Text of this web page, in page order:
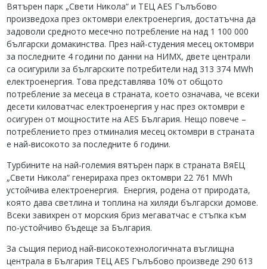
Вятърен парк „Свети Никола“ и ТЕЦ AES Гълъбово
произведоха през октомври електроенергия, достатъчна да
задоволи средното месечно потребление на над 1 100 000
български домакинства. През най-студения месец октомври
за последните 4 години по данни на НИМХ, двете централи
са осигурили за българските потребители над 313 374 MWh
електроенергия. Това представлява 10% от общото
потребление за месеца в страната, което означава, че всеки
десети киловатчас електроенергия у нас през октомври е
осигурен от мощностите на AES България. Нещо повече –
потреблението през отминалия месец октомври в страната
е най-високото за последните 6 години.
Турбините на най-големия вятърен парк в страната ВяЕЦ
„Свети Никола“ генерираха през октомври 22 761 MWh
устойчива електроенергия. Енергия, родена от природата,
която дава светлина и топлина на хиляди български домове.
Всеки завихрен от морския бриз мегаватчас е стъпка към
по-устойчиво бъдеще за България.
За същия период най-високотехнологичната въглищна
централа в България ТЕЦ AES Гълъбово произведе 290 613